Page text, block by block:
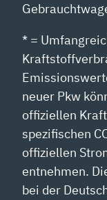
* =
neuer Pkw
offiziellen
spezifischen
offiziellen
entnehmen.
bei der